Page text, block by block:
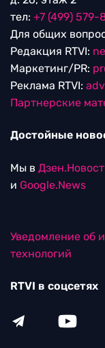
тел: +7 (499) 579-
Для общих
Редакция RTVI:
Маркетинг/PR:
Реклама RTVI:
Партнерские
Достойные
Мы в
и Google.News
Уведомление об
технологий
RTVI в соцсетях